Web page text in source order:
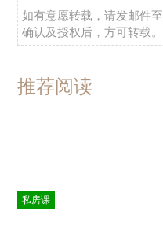
如有意愿转载，请发邮件至
确认及授权后，方可转载。
推荐阅读
私房课